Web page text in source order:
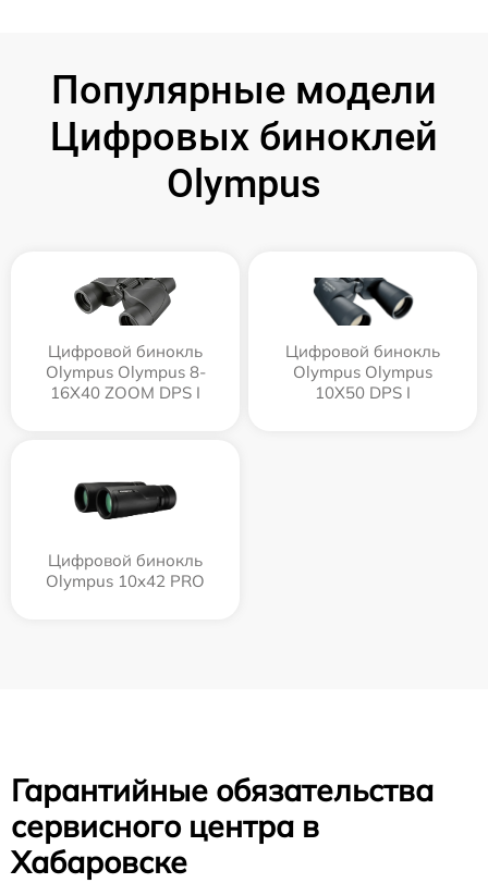
Популярные модели
Цифровых биноклей
Olympus
Цифровой бинокль
Olympus Olympus 8-
16X40 ZOOM DPS I
Цифровой бинокль
Olympus Olympus
10X50 DPS I
Цифровой бинокль
Olympus 10x42 PRO
Гарантийные обязательства
сервисного центра в
Хабаровске